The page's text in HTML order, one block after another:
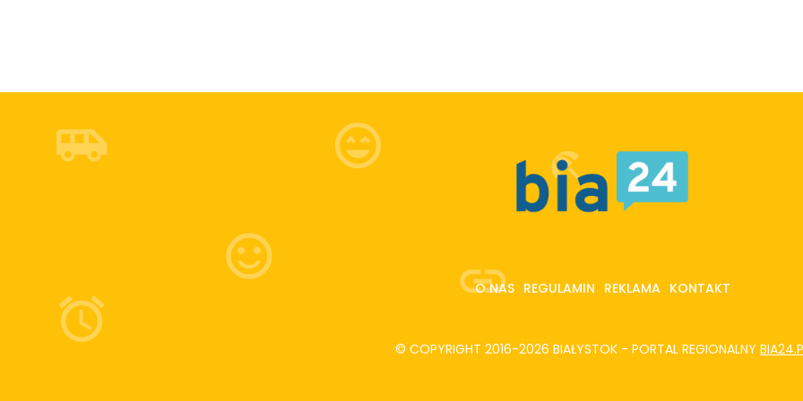
O NAS REGULAMIN REKLAMA KONTAKT
© COPYRIGHT 2016-2026 BIAŁYSTOK - PORTAL REGIONALNY